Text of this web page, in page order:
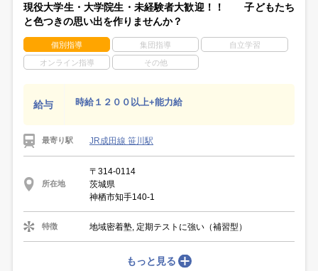
現役大学生・大学院生・未経験者大歓迎！！ 子どもたち
と色つきの思い出を作りませんか？
個別指導 集団指導 自立学習
オンライン指導 その他
給与 時給１２００以上+能力給
最寄り駅 JR成田線 笹川駅
所在地
〒314-0114
茨城県
神栖市知手140-1
特徴 地域密着塾, 定期テストに強い（補習型）
もっと見る